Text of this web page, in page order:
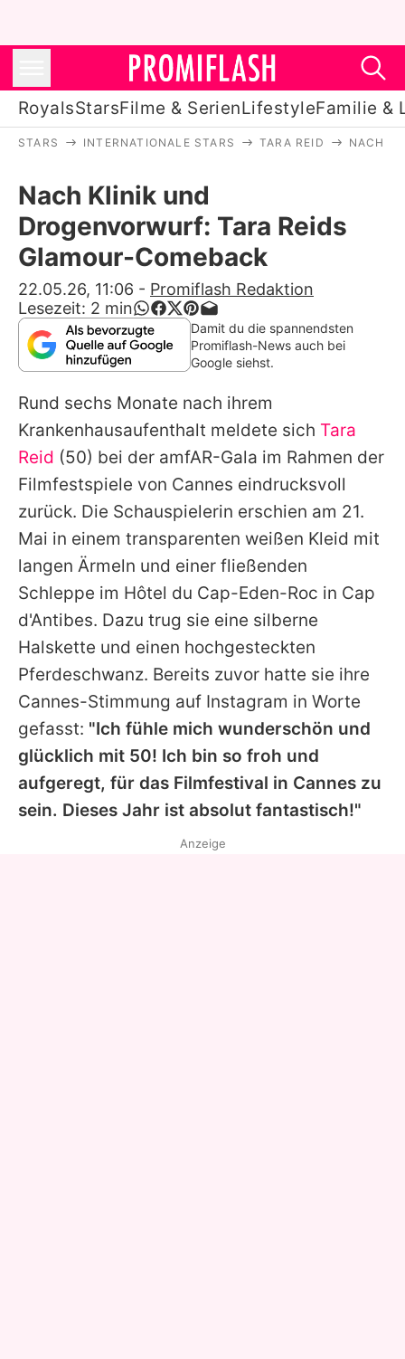
RoyalsStarsFilme & SerienLifestyleFamilie &
Stars
Filme & Serien
Lifestyle
Familie & Liebe
Promiflash Exklusiv
Alle Themen auf Promiflash
Jobs
App runterladen
Team
Redaktionelle Richtlinien
Impressum
Datenschutzerklärung
Utiq verwalten
STARS INTERNATIONALE STARS TARA REID NACH
Nach Klinik und
Drogenvorwurf: Tara Reids
Glamour-Comeback
22.05.26, 11:06 - Promiflash Redaktion
Lesezeit: 2 min
Damit du die spannendsten
Promiflash-News auch bei
Google siehst.
Rund sechs Monate nach ihrem
Krankenhausaufenthalt meldete sich Tara
Reid (50) bei der amfAR-Gala im Rahmen der
Filmfestspiele von Cannes eindrucksvoll
zurück. Die Schauspielerin erschien am 21.
Mai in einem transparenten weißen Kleid mit
langen Ärmeln und einer fließenden
Schleppe im Hôtel du Cap-Eden-Roc in Cap
d'Antibes. Dazu trug sie eine silberne
Halskette und einen hochgesteckten
Pferdeschwanz. Bereits zuvor hatte sie ihre
Cannes-Stimmung auf Instagram in Worte
gefasst: "Ich fühle mich wunderschön und
glücklich mit 50! Ich bin so froh und
aufgeregt, für das Filmfestival in Cannes zu
sein. Dieses Jahr ist absolut fantastisch!"
Anzeige